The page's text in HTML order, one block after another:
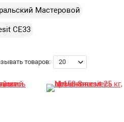
Мастеровой
CE33
товаров: